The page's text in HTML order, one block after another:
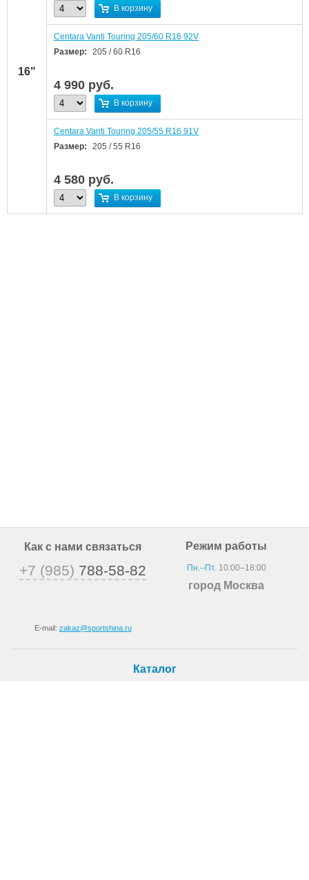
16"
В корзину
Centara Vanti Touring 205/60 R16 92V
Размер:
205 / 60 R16
4 990 руб.
В корзину
Centara Vanti Touring 205/55 R16 91V
Размер:
205 / 55 R16
4 580 руб.
В корзину
Как с нами связаться
+7 (985) 788-58-82
E-mail: zakaz@sportshina.ru
Режим работы
Пн.–Пт.10:00–18:00
город Москва
Каталог